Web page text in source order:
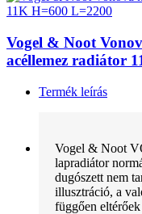
Vogel & Noot
acéllemez radiátor
Termék leírás
Vogel & Noot
lapradiátor
dugószett nem
illusztráció, a
függően